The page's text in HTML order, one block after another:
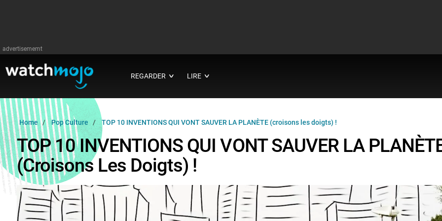
advertisememt
REGARDER ∨ LIRE ∨
Home Pop Culture TOP 10 INVENTIONS QUI VONT SAUVER LA PLANÈTE (croisons les doigts) !
TOP 10 INVENTIONS QUI VONT SAUVER LA
(croisons Les Doigts) !